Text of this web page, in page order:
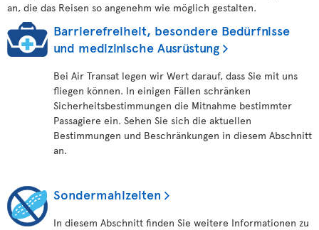
an, die das Reisen so angenehm wie möglich gestalten.
Barrierefreiheit, besondere Bedürfnisse
und medizinische Ausrüstung
Bei Air Transat legen wir Wert darauf, dass Sie mit uns
fliegen können. In einigen Fällen schränken
Sicherheitsbestimmungen die Mitnahme bestimmter
Passagiere ein. Sehen Sie sich die aktuellen
Bestimmungen und Beschränkungen in diesem Abschnitt
an.
Sondermahlzeiten
In diesem Abschnitt finden Sie weitere Informationen zu